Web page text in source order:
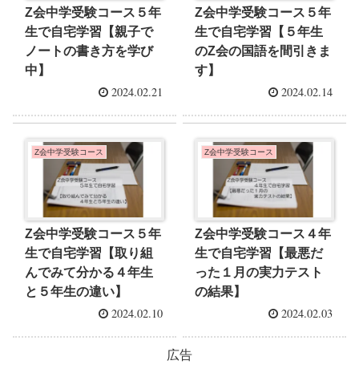
Z会中学受験コース５年
生で自宅学習【親子で
ノートの書き方を学び
中】
2024.02.21
Z会中学受験コース５年
生で自宅学習【５年生
のZ会の国語を間引きま
す】
2024.02.14
Z会中学受験コース
Z会中学受験コース５年
生で自宅学習【取り組
んでみて分かる４年生
と５年生の違い】
2024.02.10
Z会中学受験コース
Z会中学受験コース４年
生で自宅学習【最悪だ
った１月の実力テスト
の結果】
2024.02.03
広告